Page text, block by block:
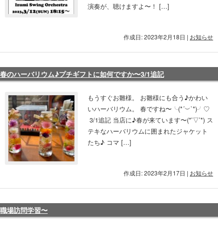
演奏が、聴けますよ〜！ […]
作成日: 2023年2月18日 | お知らせ
春のハーバリウム♪プチギフトに如何ですか〜3/1追記
もうすぐお雛様。 お雛様にも合う♪かわい
いハーバリウム。 春ですね〜╰(*´︶`*)╯♡
3/1追記 当店に♪春が来ています〜(*’▽’*) ス
テキなハーバリウムに囲まれたジャケット
たち♪ コマ […]
作成日: 2023年2月17日 | お知らせ
職場訪問学習〜